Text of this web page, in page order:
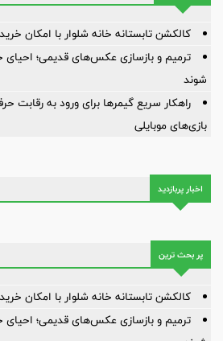
کالکشن تابستانه خانه شلوار با امکان
ترمیم و بازسازی عکس‌های قدیمی؛ احیای
شوند
راهکار سریع گیمرها برای ورود به رقابت
بازی‌های موبایلی
اخبار پربازدید
پر بحث ترین
کالکشن تابستانه خانه شلوار با امکان
ترمیم و بازسازی عکس‌های قدیمی؛ احیای